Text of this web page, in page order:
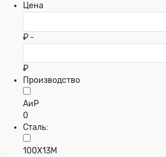
Цена
₽ -
₽
Производство
АиР
0
Сталь:
100Х13М